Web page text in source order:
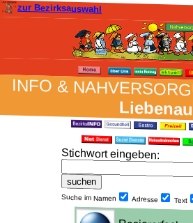
zur Bezirksauswahl
INFO &
Liebenau
Stich­wort ein­geben:
Suche im Namen Adresse Text